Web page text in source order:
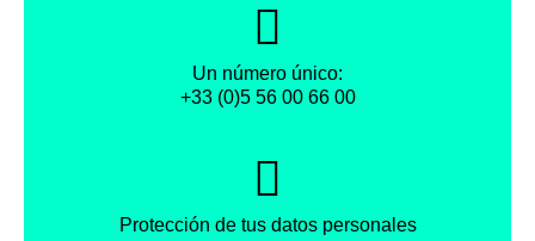
Un número único:
+33 (0)5 56 00 66 00
Protección de tus datos personales